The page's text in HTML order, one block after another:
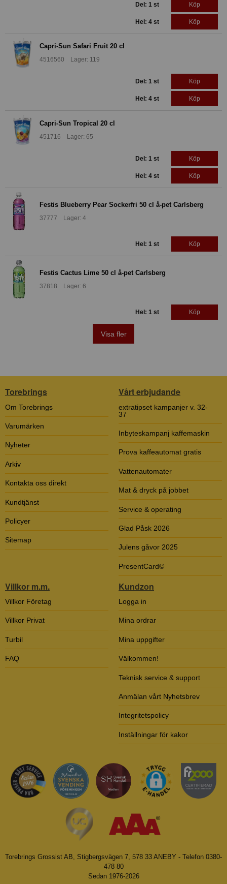
Del: 1 st Köp
Hel: 4 st Köp
Capri-Sun Safari Fruit 20 cl
4516560 Lager: 119
Del: 1 st Köp
Hel: 4 st Köp
Capri-Sun Tropical 20 cl
451716 Lager: 65
Del: 1 st Köp
Hel: 4 st Köp
Festis Blueberry Pear Sockerfri 50 cl å-pet Carlsberg
37777 Lager: 4
Hel: 1 st Köp
Festis Cactus Lime 50 cl å-pet Carlsberg
37818 Lager: 6
Hel: 1 st Köp
Visa fler
Torebrings
Om Torebrings
Varumärken
Nyheter
Arkiv
Kontakta oss direkt
Kundtjänst
Policyer
Sitemap
Vårt erbjudande
extratipset kampanjer v. 32-
37
Inbyteskampanj kaffemaskin
Prova kaffeautomat gratis
Vattenautomater
Mat & dryck på jobbet
Service & operating
Glad Påsk 2026
Julens gåvor 2025
PresentCard©
Villkor m.m.
Villkor Företag
Villkor Privat
Turbil
FAQ
Kundzon
Logga in
Mina ordrar
Mina uppgifter
Välkommen!
Teknisk service & support
Anmälan vårt Nyhetsbrev
Integritetspolicy
Inställningar för kakor
Torebrings Grossist AB, Stigbergsvägen 7, 578 33 ANEBY - Telefon 0380-
478 80
Sedan 1976-2026